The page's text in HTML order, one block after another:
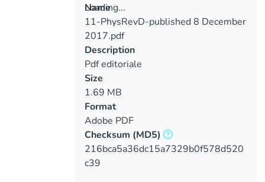
Loading...
Loading...
Name
11-PhysRevD-published 8 December
2017.pdf
Description
Pdf editoriale
Size
1.69 MB
Format
Adobe PDF
Checksum (MD5)
216bca5a36dc15a7329b0f578d520
c39